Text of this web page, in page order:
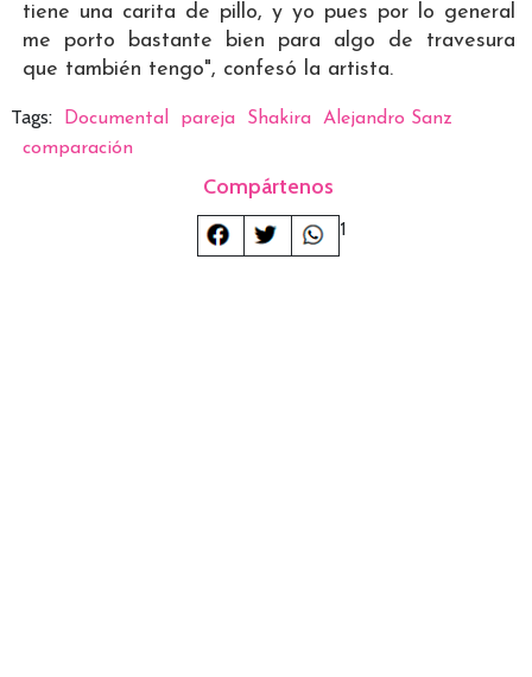
tiene una carita de pillo, y yo pues por lo general
me porto bastante bien para algo de travesura
que también tengo", confesó la artista.
Tags: Documental pareja Shakira
Alejandro Sanz
comparación
Compártenos
1